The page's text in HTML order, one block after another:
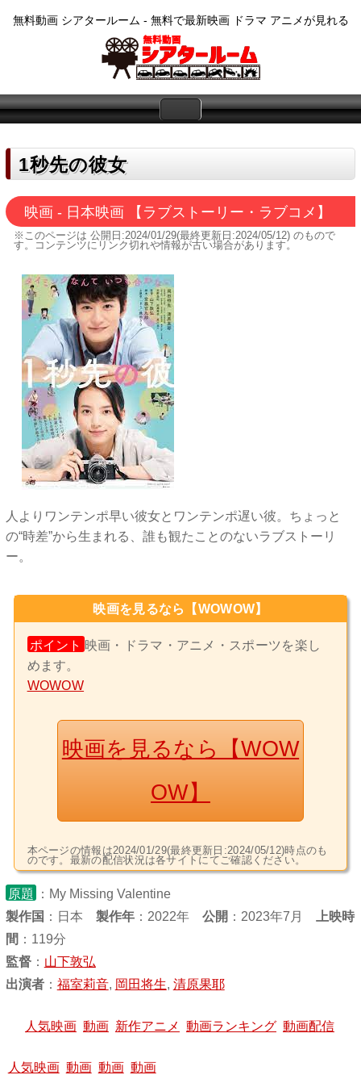
無料動画 シアタールーム - 無料で最新映画 ドラマ アニメが見れる
1秒先の彼女
映画 - 日本映画 【ラブストーリー・ラブコメ】
※このページは 公開日:2024/01/29(最終更新日:2024/05/12)のもので
す。コンテンツにリンク切れや情報が古い場合があります。
人よりワンテンポ早い彼女とワンテンポ遅い彼。ちょっと
の“時差”から生まれる、誰も観たことのないラブストーリ
ー。
映画を見るなら【WOWOW】
ポイント 映画・ドラマ・アニメ・スポーツを楽し
めます。
WOWOW
映画を見るなら【WOW
OW】
本ページの情報は2024/01/29(最終更新日:2024/05/12)時点のも
のです。最新の配信状況は各サイトにてご確認ください。
原題
：My Missing Valentine
製作国 ： 日本 製作年：2022年 公開 ：2023年7月
上映時
間 ：119分
監督： 山下敦弘
出演者： 福室莉音, 岡田将生, 清原果耶
人気映画 動画 新作アニメ 動画ランキング 動画配信
人気映画 動画 動画 動画